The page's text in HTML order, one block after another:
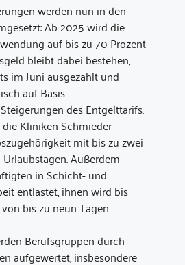
werden nun in den
Ab 2025 wird die
auf bis zu 70 Prozent
bleibt dabei bestehen,
im Juni ausgezahlt und
auf Basis
des Entgelttarifs.
Kliniken Schmieder
mit bis zu zwei
Außerdem
in Schicht- und
entlastet, ihnen wird bis
bis zu neun Tagen
Berufsgruppen durch
aufgewertet, insbesondere